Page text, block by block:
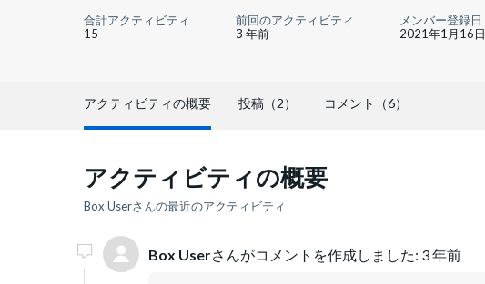
合計アクティビティ
15
前回のアクティビティ
3 年前
メンバー登録日
2021年1月16日
アクティビティの概要 投稿（2） コメント（6）
アクティビティの概要
Box Userさんの最近のアクティビティ
Box Userさんがコメントを作成しました: 3 年前